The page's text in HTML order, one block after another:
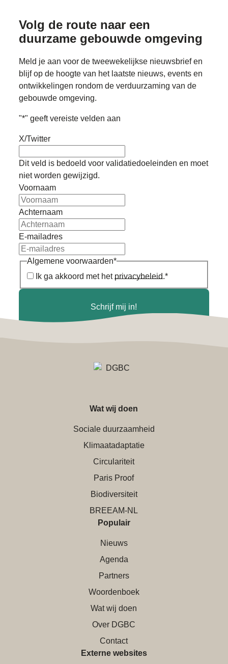
Volg de route naar een
duurzame gebouwde omgeving
Meld je aan voor de tweewekelijkse nieuwsbrief en
blijf op de hoogte van het laatste nieuws, events en
ontwikkelingen rondom de verduurzaming van de
gebouwde omgeving.
"*" geeft vereiste velden aan
X/Twitter
Dit veld is bedoeld voor validatiedoeleinden en moet
niet worden gewijzigd.
Voornaam
Achternaam
E-mailadres
Algemene voorwaarden*
Ik ga akkoord met het privacybeleid.*
Schrijf mij in!
Wat wij doen
Sociale duurzaamheid
Klimaatadaptatie
Circulariteit
Paris Proof
Biodiversiteit
BREEAM-NL
Populair
Nieuws
Agenda
Partners
Woordenboek
Wat wij doen
Over DGBC
Contact
Externe websites